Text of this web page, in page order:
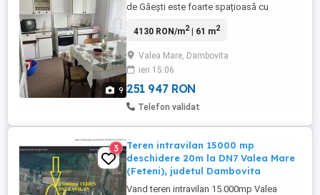
9
de Găești este foarte spațioasă cu
apă curentă. Se află în centrul comunei
sport și pădurea care este foarte aproape
4130 RON/m2| 61 m2
Valea Mare, Dambovita
ieri 15:06
251 947 RON
Telefon validat
3
Teren intravilan 15000 mp
deschidere 20m la DN7 Valea Mare
(Feteni), judetul Dambovita
Vand teren intravilan 15.000mp Valea